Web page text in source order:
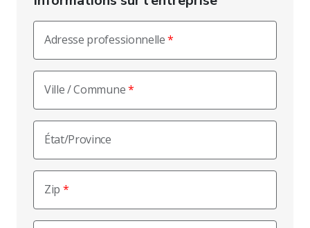
Adresse professionnelle
Ville / Commune
État/Province
Zip